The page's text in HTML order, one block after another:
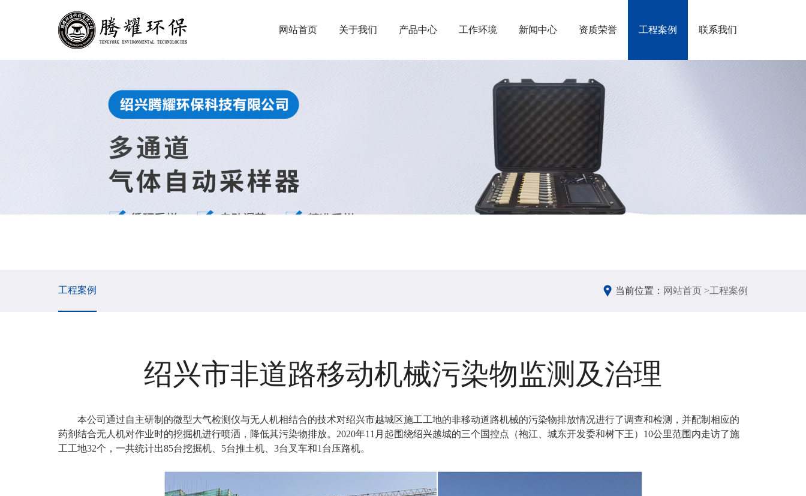
网站首页 关于我们 产品中心 工作环境 新闻中心 资质荣誉 工程案例 联系我们
当前位置： 网站首页 >工程案例
工程案例
绍兴市非道路移动机械污染物监测及治理
本公司通过自主研制的微型大气检测仪与无人机相结合的技术对绍兴市越城区施工工地的非移动道路机械的污染物排放情况进行了调查和检测，并配制相应的
药剂结合无人机对作业时的挖掘机进行喷洒，降低其污染物排放。2020年11月起围绕绍兴越城的三个国控点（袍江、城东开发委和树下王）10公里范围内走访了施
工工地32个，一共统计出85台挖掘机、5台推土机、3台叉车和1台压路机。